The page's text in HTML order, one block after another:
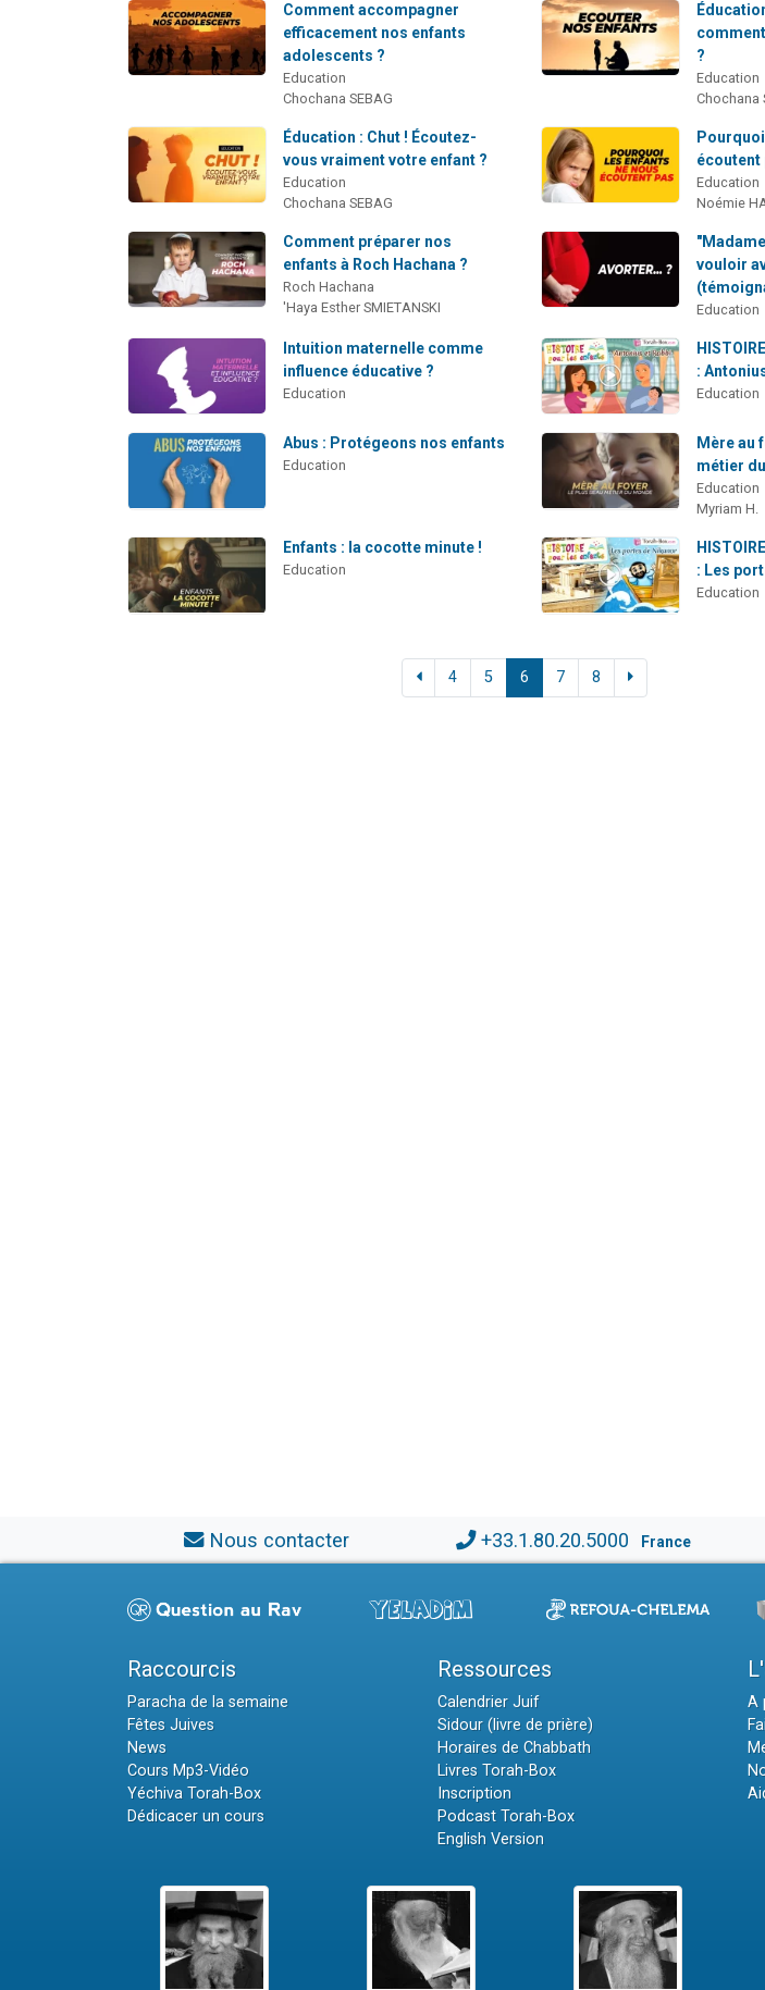
Comment accompagner
efficacement nos enfants
adolescents ?
Education
Chochana SEBAG
?
Education
Chochana
Éducation : Chut ! Écoutez-
vous vraiment votre enfant ?
Education
Chochana SEBAG
écoutent
Education
Noémie
Comment préparer nos
enfants à Roch Hachana ?
Roch Hachana
'Haya Esther SMIETANSKI
vouloir
Education
Intuition maternelle comme
influence éducative ?
Education
:
Education
Abus : Protégeons nos enfants
Education
Mère au
métier
Education
Myriam H.
Enfants : la cocotte minute !
Education
: Les
Education
4 5 6 7 8
Nous contacter +33.1.80.20.5000 France
Raccourcis
Paracha de la semaine
Fêtes Juives
News
Cours Mp3-Vidéo
Yéchiva Torah-Box
Dédicacer un cours
Ressources
Calendrier Juif
Sidour (livre de prière)
Horaires de Chabbath
Livres Torah-Box
Inscription
Podcast Torah-Box
English Version
A